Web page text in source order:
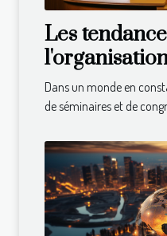
Les
et congrès
Dans un monde en
de séminaires et de